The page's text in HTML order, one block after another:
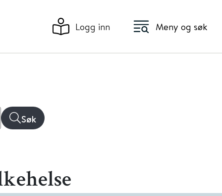
Logg inn Meny og søk
Søk